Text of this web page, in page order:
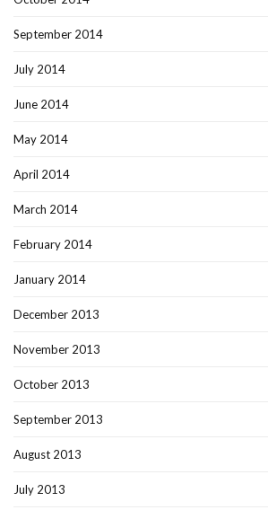
September 2014
July 2014
June 2014
May 2014
April 2014
March 2014
February 2014
January 2014
December 2013
November 2013
October 2013
September 2013
August 2013
July 2013